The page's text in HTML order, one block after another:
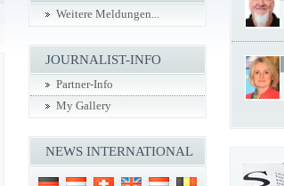
Weitere Meldungen...
JOURNALIST-INFO
Partner-Info
My Gallery
NEWS INTERNATIONAL